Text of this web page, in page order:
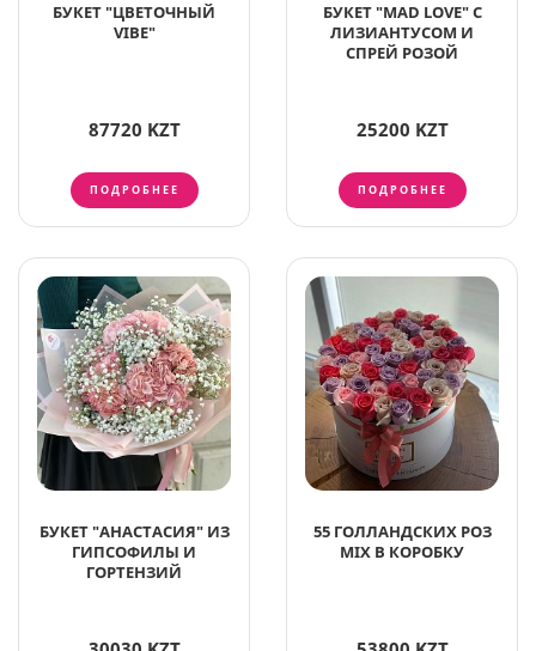
БУКЕТ "ЦВЕТОЧНЫЙ
VIBE"
87720 KZT
ПОДРОБНЕЕ
БУКЕТ "MAD LOVE" С
ЛИЗИАНТУСОМ И
СПРЕЙ РОЗОЙ
25200 KZT
ПОДРОБНЕЕ
БУКЕТ "АНАСТАСИЯ" ИЗ
ГИПСОФИЛЫ И
ГОРТЕНЗИЙ
55 ГОЛЛАНДСКИХ РОЗ
MIX В КОРОБКУ